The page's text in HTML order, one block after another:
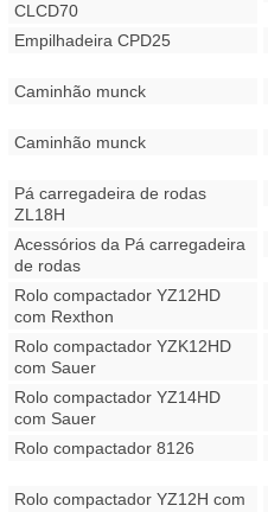
CLCD70
Empilhadeira CPD25
Caminhão munck
Caminhão munck
Pá carregadeira de rodas
ZL18H
Acessórios da Pá carregadeira
de rodas
Rolo compactador YZ12HD
com Rexthon
Rolo compactador YZK12HD
com Sauer
Rolo compactador YZ14HD
com Sauer
Rolo compactador 8126
Rolo compactador YZ12H com